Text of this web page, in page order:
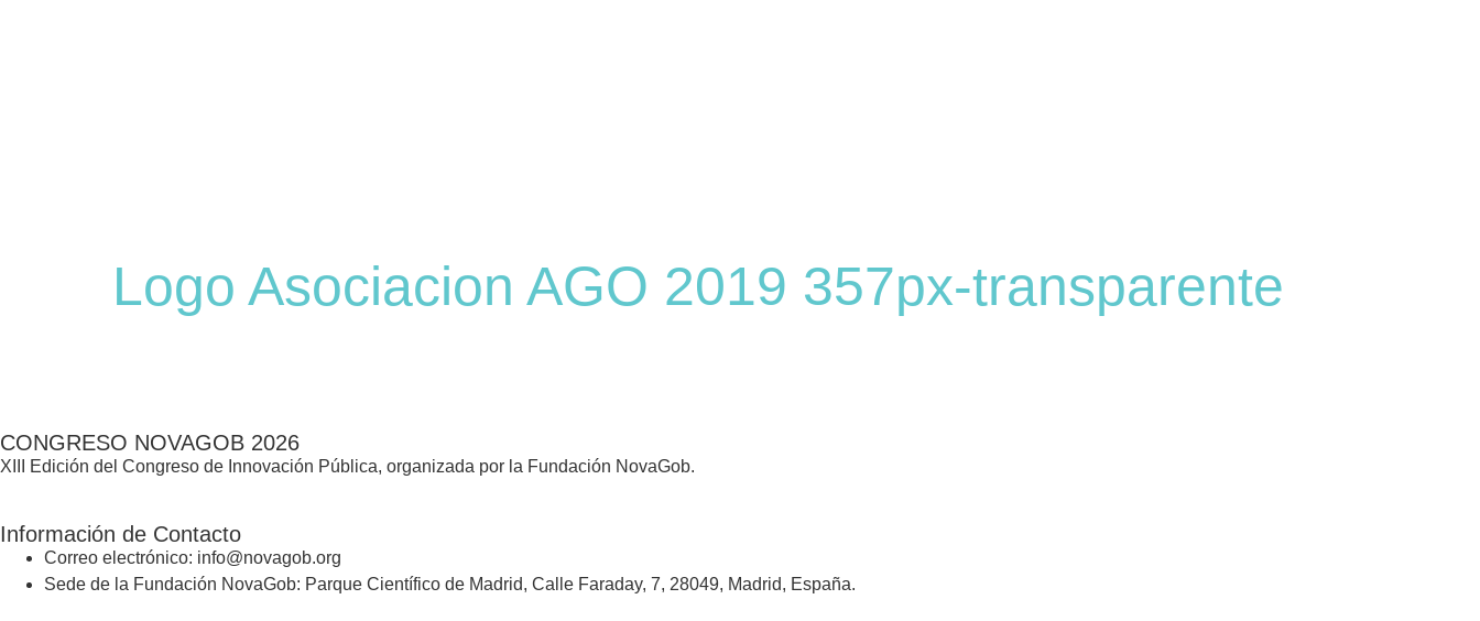
Logo Asociacion AGO 2019 357px-transparente
CONGRESO NOVAGOB 2026
XIII Edición del Congreso de Innovación Pública, organizada por la Fundación NovaGob.
Información de Contacto
Correo electrónico: info@novagob.org
Sede de la Fundación NovaGob: Parque Científico de Madrid, Calle Faraday, 7, 28049, Madrid, España.